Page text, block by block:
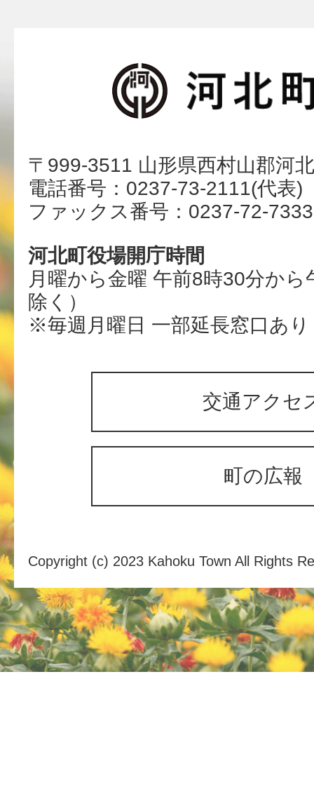
〒999-3511 山形県西村山郡河
電話番号：0237-73-2111(代表)
ファックス番号：0237-72-7333
河北町役場開庁時間
月曜から金曜 午前8時30分か
除く）
※毎週月曜日 一部延長窓口あり
交通アクセ
町の広報
Copyright (c) 2023 Kahoku Town All Rights